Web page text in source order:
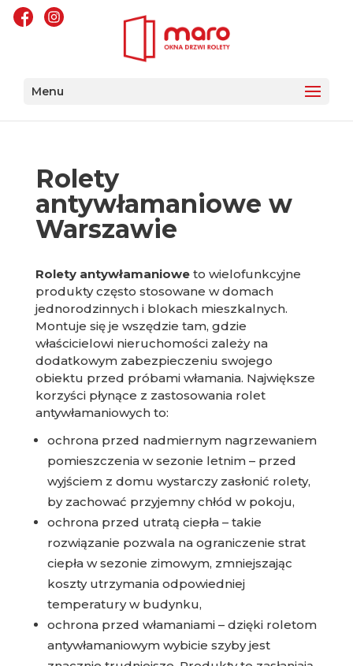
Menu
Rolety
antywłamaniowe w
Warszawie
Rolety antywłamanioweto wielofunkcyjne
produkty często stosowane w domach
jednorodzinnych i blokach mieszkalnych.
Montuje się je wszędzie tam, gdzie
właścicielowi nieruchomości zależy na
dodatkowym zabezpieczeniu swojego
obiektu przed próbami włamania. Największe
korzyści płynące z zastosowania rolet
antywłamaniowych to:
ochrona przed nadmiernym nagrzewaniem
pomieszczenia w sezonie letnim – przed
wyjściem z domu wystarczy zasłonić rolety,
by zachować przyjemny chłód w pokoju,
ochrona przed utratą ciepła – takie
rozwiązanie pozwala na ograniczenie strat
ciepła w sezonie zimowym, zmniejszając
koszty utrzymania odpowiedniej
temperatury w budynku,
ochrona przed włamaniami – dzięki roletom
antywłamaniowym wybicie szyby jest